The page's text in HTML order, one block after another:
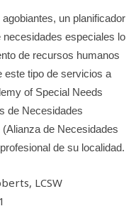
un planificador
necesidades especiales lo
de recursos humanos
este tipo de servicios a
of Special Needs
de Necesidades
de Necesidades
de su localidad.
LCSW